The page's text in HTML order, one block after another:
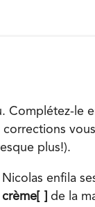
Complétez-le
plus!).
enfila
crème[ ]
de la